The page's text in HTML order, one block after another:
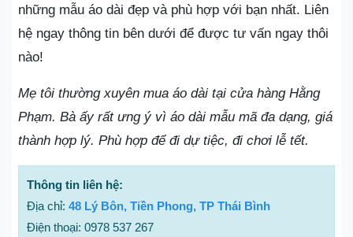
những mẫu áo dài đẹp và phù hợp với bạn nhất. Liên
hệ ngay thông tin bên dưới để được tư vấn ngay thôi
nào!
Mẹ tôi thường xuyên mua áo dài tại cửa hàng Hằng
Phạm. Bà ấy rất ưng ý vì áo dài mẫu mã đa dạng, giá
thành hợp lý. Phù hợp để đi dự tiệc, đi chơi lễ tết.
Thông tin liên hệ:
Địa chỉ: 48 Lý Bôn, Tiền Phong, TP Thái Bình
Điện thoại: 0978 537 267